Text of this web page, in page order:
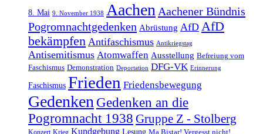
8. Mai 9. November 1938 Aachen Aachener Bündnis
Pogromnachtgedenken Abrüstung AfD AfD
bekämpfen Antifaschismus Antikriegstag
Antisemitismus Atomwaffen Ausstellung Befreiung vom
Faschismus Demonstration Deportation DFG-VK Erinnerung
Faschismus Frieden Friedensbewegung
Gedenken Gedenken an die
Pogromnacht 1938 Gruppe Z - Stolberg
Kundgebung Lesung